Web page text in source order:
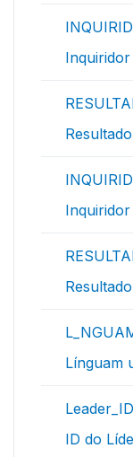
Inquiridor
Resultado
Inquiridor
Resultado
Línguam
Leader_ID
ID do